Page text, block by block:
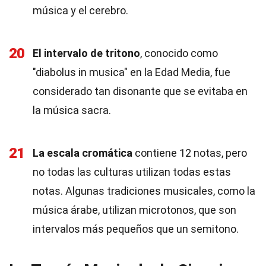
música y el cerebro.
20 El intervalo de tritono, conocido como
"diabolus in musica" en la Edad Media, fue
considerado tan disonante que se evitaba en
la música sacra.
21 La escala cromática contiene 12 notas, pero
no todas las culturas utilizan todas estas
notas. Algunas tradiciones musicales, como la
música árabe, utilizan microtonos, que son
intervalos más pequeños que un semitono.